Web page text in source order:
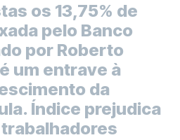
os 13,75% de
pelo Banco
por Roberto
um entrave à
da
Índice prejudica